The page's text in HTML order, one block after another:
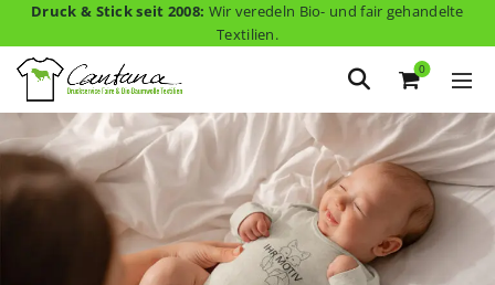
Druck & Stick seit 2008: Wir veredeln Bio- und fair gehandelte
Textilien.
0